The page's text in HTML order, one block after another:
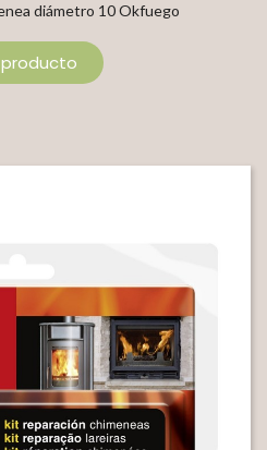
diámetro 10 Okfuego